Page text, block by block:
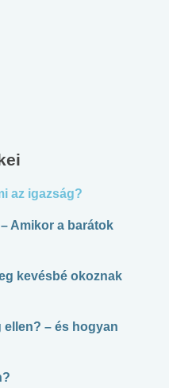
az igazság?
Amikor a barátok
kevésbé okoznak
ellen? – és hogyan